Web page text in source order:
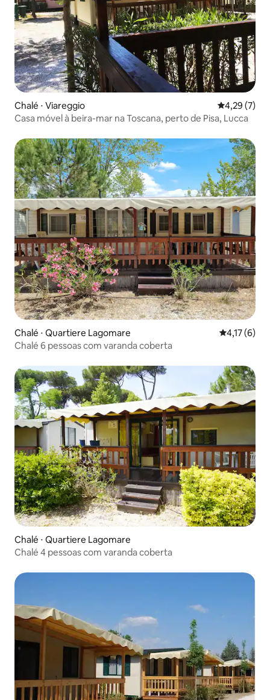
Chalé ⋅ Viareggio 4,29 de
4,29 (7)
Casa móvel à beira-mar na Toscana, perto de Pisa, Lucca
Chalé ⋅ Quartiere Lagomare 4,17 de
4,17 (6)
Chalé 6 pessoas com varanda coberta
Chalé ⋅ Quartiere Lagomare
Chalé 4 pessoas com varanda coberta